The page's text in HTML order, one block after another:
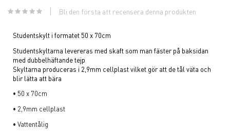
of
images
Bli den första att recensera denna produkten
Studentskylt i formatet 50 x 70cm
Studentskyltarna levereras med skaft som man fäster på baksidan
med dubbelhäftande tejp
Skyltarna produceras i 2,9mm cellplast vilket gör att de tål väta och
blir lätta att bära
• 50 x 70cm
• 2,9mm cellplast
• Vattentålig